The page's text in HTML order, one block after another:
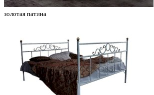
золотая патина